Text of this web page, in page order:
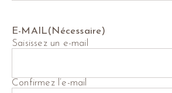
E-MAIL(Nécessaire)
Saisissez un e-mail
Confirmez l’e-mail